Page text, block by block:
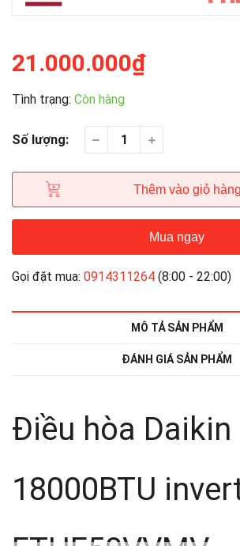
21.000.000₫
Tình trạng: Còn hàng
Số lượng:
Thêm vào giỏ hàng
Mua ngay
Gọi đặt mua: 0914311264 (8:00 - 22:00)
MÔ TẢ SẢN PHẨM
ĐÁNH GIÁ SẢN PHẨM
Điều hòa Daikin
18000BTU